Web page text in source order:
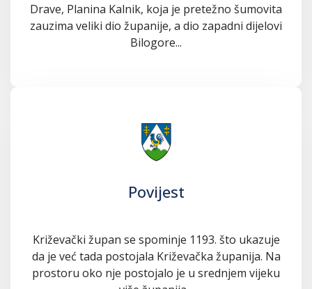
Drave, Planina Kalnik, koja je pretežno šumovita
zauzima veliki dio županije, a dio zapadni dijelovi
Bilogore...
Povijest
Križevački župan se spominje 1193. što ukazuje
da je već tada postojala Križevačka županija. Na
prostoru oko nje postojalo je u srednjem vijeku